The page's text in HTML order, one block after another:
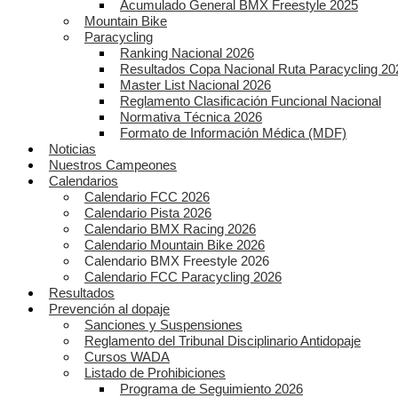
Acumulado General BMX Freestyle 2025
Mountain Bike
Paracycling
Ranking Nacional 2026
Resultados Copa Nacional Ruta Paracycling
Master List Nacional 2026
Reglamento Clasificación Funcional Nacional
Normativa Técnica 2026
Formato de Información Médica (MDF)
Noticias
Nuestros Campeones
Calendarios
Calendario FCC 2026
Calendario Pista 2026
Calendario BMX Racing 2026
Calendario Mountain Bike 2026
Calendario BMX Freestyle 2026
Calendario FCC Paracycling 2026
Resultados
Prevención al dopaje
Sanciones y Suspensiones
Reglamento del Tribunal Disciplinario Antidopaje
Cursos WADA
Listado de Prohibiciones
Programa de Seguimiento 2026